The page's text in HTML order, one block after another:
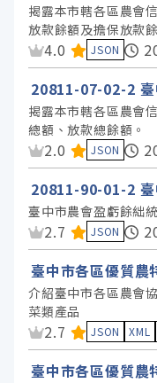
揭露本市轄各區農會
放款餘額及擔保放款
資料集評分：
4.0 JSON
20811-07-02-2 臺
揭露本市轄各區農會
總額、放款總餘額。
資料集評分：
2.0 JSON
20811-90-01-2
臺中市農會盈虧餘絀
資料集評分：
2.7 JSON
臺中市各區優質農
介紹臺中市各區農會
菜類產品
資料集評分：
2.7 JSON XML
臺中市各區優質農